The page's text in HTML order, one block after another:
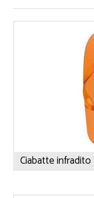
Ciabatte infradito